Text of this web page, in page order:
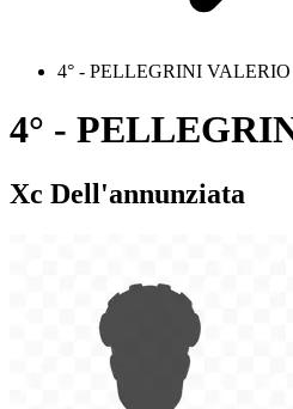
4° - PELLEGRINI VALERIO
4° -
Xc Dell'annunziata